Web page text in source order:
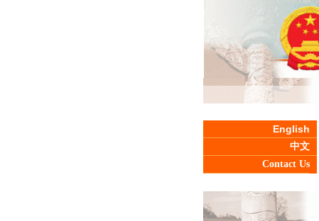
English
中文
Contact Us